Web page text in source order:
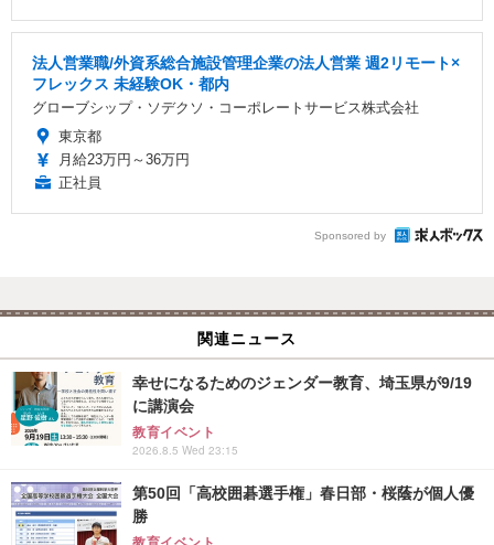
法人営業職/外資系総合施設管理企業の法人営業 週2リモート×
フレックス 未経験OK・都内
グローブシップ・ソデクソ・コーポレートサービス株式会社
東京都
月給23万円～36万円
正社員
Sponsored by
関連ニュース
幸せになるためのジェンダー教育、埼玉県が9/19
に講演会
教育イベント
2026.8.5 Wed 23:15
第50回「高校囲碁選手権」春日部・桜蔭が個人優
勝